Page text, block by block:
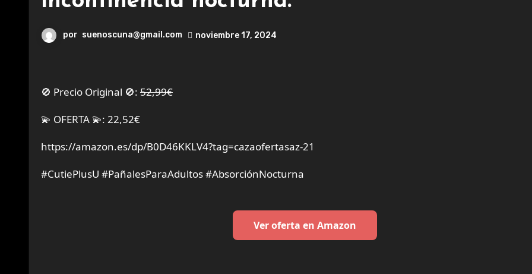
por suenoscuna@gmail.com noviembre 17, 2024
🚫 Precio Original 🚫: 52,99€
💫 OFERTA 💫: 22,52€
https://amazon.es/dp/B0D46KKLV4?tag=cazaofertasaz-21
#CutiePlusU #PañalesParaAdultos #AbsorciónNocturna
Ver oferta en Amazon